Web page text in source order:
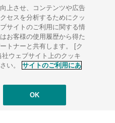
上させ、コンテンツや広告
セスを分析するためにクッ
サイトのご利用に関する情
お客様の使用履歴から得た
トナーと共有します。 [ク
ウェブサイト上のクッキ
い。
サイトのご利用にあ
OK